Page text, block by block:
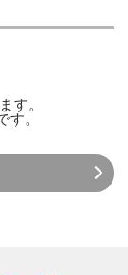
す。
す。